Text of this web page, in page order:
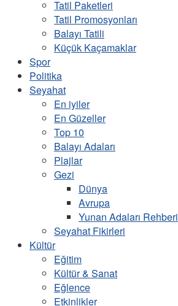
Tatil Paketleri
Tatil Promosyonları
Balayı Tatili
Küçük Kaçamaklar
Spor
Politika
Seyahat
En iyiler
En Güzeller
Top 10
Balayı Adaları
Plajlar
Gezi
Dünya
Avrupa
Yunan Adaları Rehberi
Seyahat Fikirleri
Kültür
Eğitim
Kültür & Sanat
Eğlence
Etkinlikler